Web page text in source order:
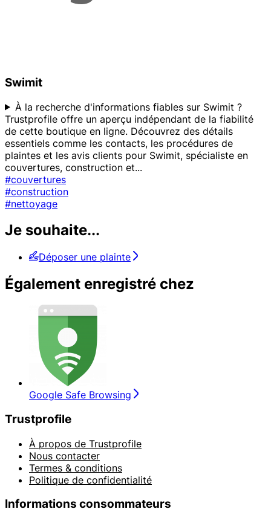
Swimit
À la recherche d'informations fiables sur Swimit ?
Trustprofile offre un aperçu indépendant de la fiabilité
de cette boutique en ligne. Découvrez des détails
essentiels comme les contacts, les procédures de
plaintes et les avis clients pour Swimit, spécialiste en
couvertures, construction et...
#couvertures
#construction
#nettoyage
Je souhaite...
Déposer une plainte
Également enregistré chez
Google Safe Browsing
Trustprofile
À propos de Trustprofile
Nous contacter
Termes & conditions
Politique de confidentialité
Informations consommateurs